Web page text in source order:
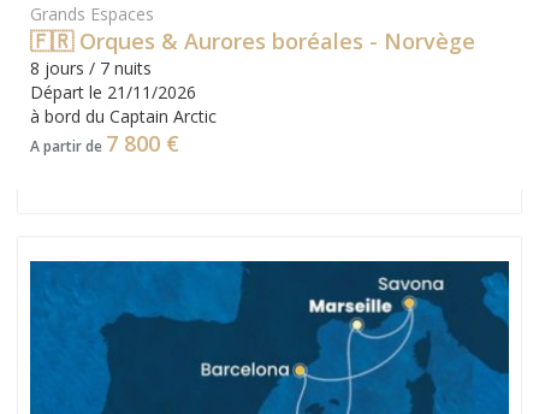
Grands Espaces
🇫🇷 Orques & Aurores boréales - Norvège
8 jours / 7 nuits
Départ le 21/11/2026
à bord du Captain Arctic
A partir de 7 800 €